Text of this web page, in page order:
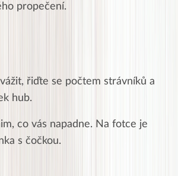
propečení.
řiďte se počtem strávníků a
hub.
co vás napadne. Na fotce je
s čočkou.